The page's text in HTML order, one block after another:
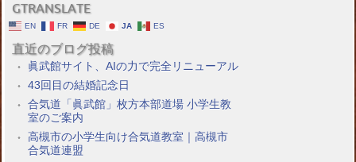
GTRANSLATE
EN FR DE JA ES
直近のブログ投稿
眞武館サイト、AIの力で完全リニューアル
43回目の結婚記念日
合気道「眞武館」枚方本部道場 小学生教
室のご案内
高槻市の小学生向け合気道教室｜高槻市
合気道連盟